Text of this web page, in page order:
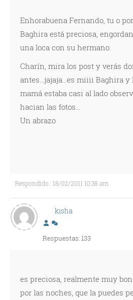
Enhorabuena Fernando, tu o
Baghira está preciosa,
una loca con su hermano.
Charín, mira los post y verás
antes...jajaja...es miiii Baghira y
mamá estaba casi al lado
hacian las fotos...
Un abrazo
Respondido : 18/02/2011 10:38 am
kisha
Respuestas: 133
es preciosa, realmente muy
por las noches, que la puedes